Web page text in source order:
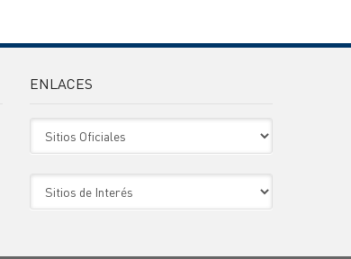
ENLACES